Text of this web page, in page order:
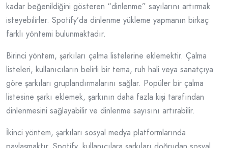
kadar beğenildiğini gösteren “dinlenme” sayılarını artırmak
isteyebilirler. Spotify’da dinlenme yükleme yapmanın birkaç
farklı yöntemi bulunmaktadır.
Birinci yöntem, şarkıları çalma listelerine eklemektir. Çalma
listeleri, kullanıcıların belirli bir tema, ruh hali veya sanatçıya
göre şarkıları gruplandırmalarını sağlar. Popüler bir çalma
listesine şarkı eklemek, şarkının daha fazla kişi tarafından
dinlenmesini sağlayabilir ve dinlenme sayısını artırabilir.
İkinci yöntem, şarkıları sosyal medya platformlarında